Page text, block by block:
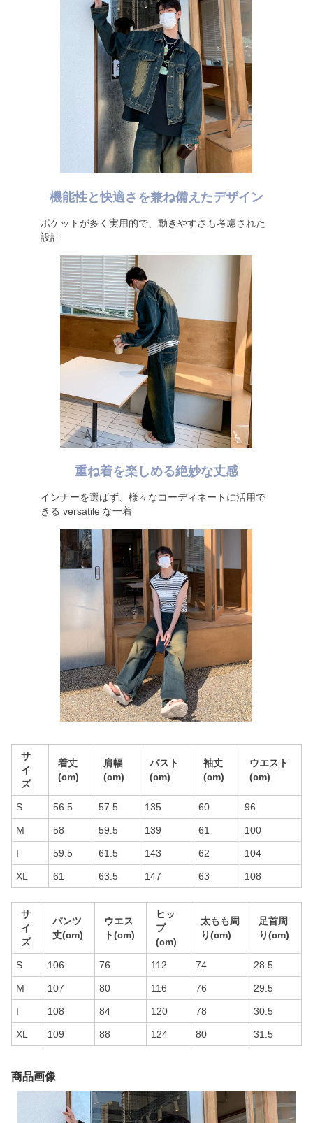
機能性と快適さを兼ね備えたデザイン
ポケットが多く実用的で、動きやすさも考慮された
設計
重ね着を楽しめる絶妙な丈感
インナーを選ばず、様々なコーディネートに活用で
きる versatile な一着
サ
イ
ズ
着丈
(cm)
肩幅
(cm)
バスト
(cm)
袖丈
(cm)
ウエスト
(cm)
S 56.5 57.5 135 60 96
M 58 59.5 139 61 100
I 59.5 61.5 143 62 104
XL 61 63.5 147 63 108
サ
イ
ズ
パンツ
丈(cm)
ウエス
ト(cm)
ヒッ
プ
(cm)
太もも周
り(cm)
足首周
り(cm)
S 106 76 112 74 28.5
M 107 80 116 76 29.5
I 108 84 120 78 30.5
XL 109 88 124 80 31.5
商品画像